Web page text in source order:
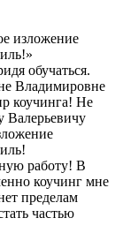
изложение
обучаться.
Владимировне
коучинга! Не
Валерьевичу
работу! В
коучинг мне
пределам
частью